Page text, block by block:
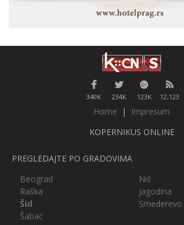
340K 234K 123K 12,123
Home |
Impresum
KOPERNIKUS ONLINE
PREGLEDAJTE PO GRADOVIMA
Beograd
Niš
Raška
Jagodina
Šid
Smederevo
Šabac